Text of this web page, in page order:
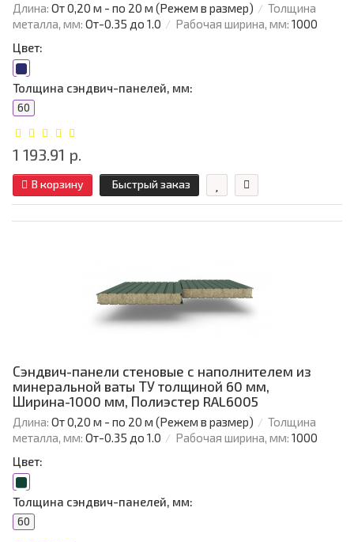
Длина: От 0,20 м - по 20 м (Режем в размер)
Толщина
металла, мм: От-0.35 до 1.0 Рабочая ширина, мм: 1000
Цвет:
Толщина сэндвич-панелей, мм:
60
1 193.91 р.
В корзину Быстрый заказ
Сэндвич-панели стеновые с наполнителем из
минеральной ваты ТУ толщиной 60 мм,
Ширина-1000 мм, Полиэстер RAL6005
Длина: От 0,20 м - по 20 м (Режем в размер)
Толщина
металла, мм: От-0.35 до 1.0 Рабочая ширина, мм: 1000
Цвет:
Толщина сэндвич-панелей, мм:
60